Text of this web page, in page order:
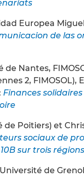
Europea
de las
de Nantes,
2,
Finances
de Poitiers) et
sociaux de
sur trois
de